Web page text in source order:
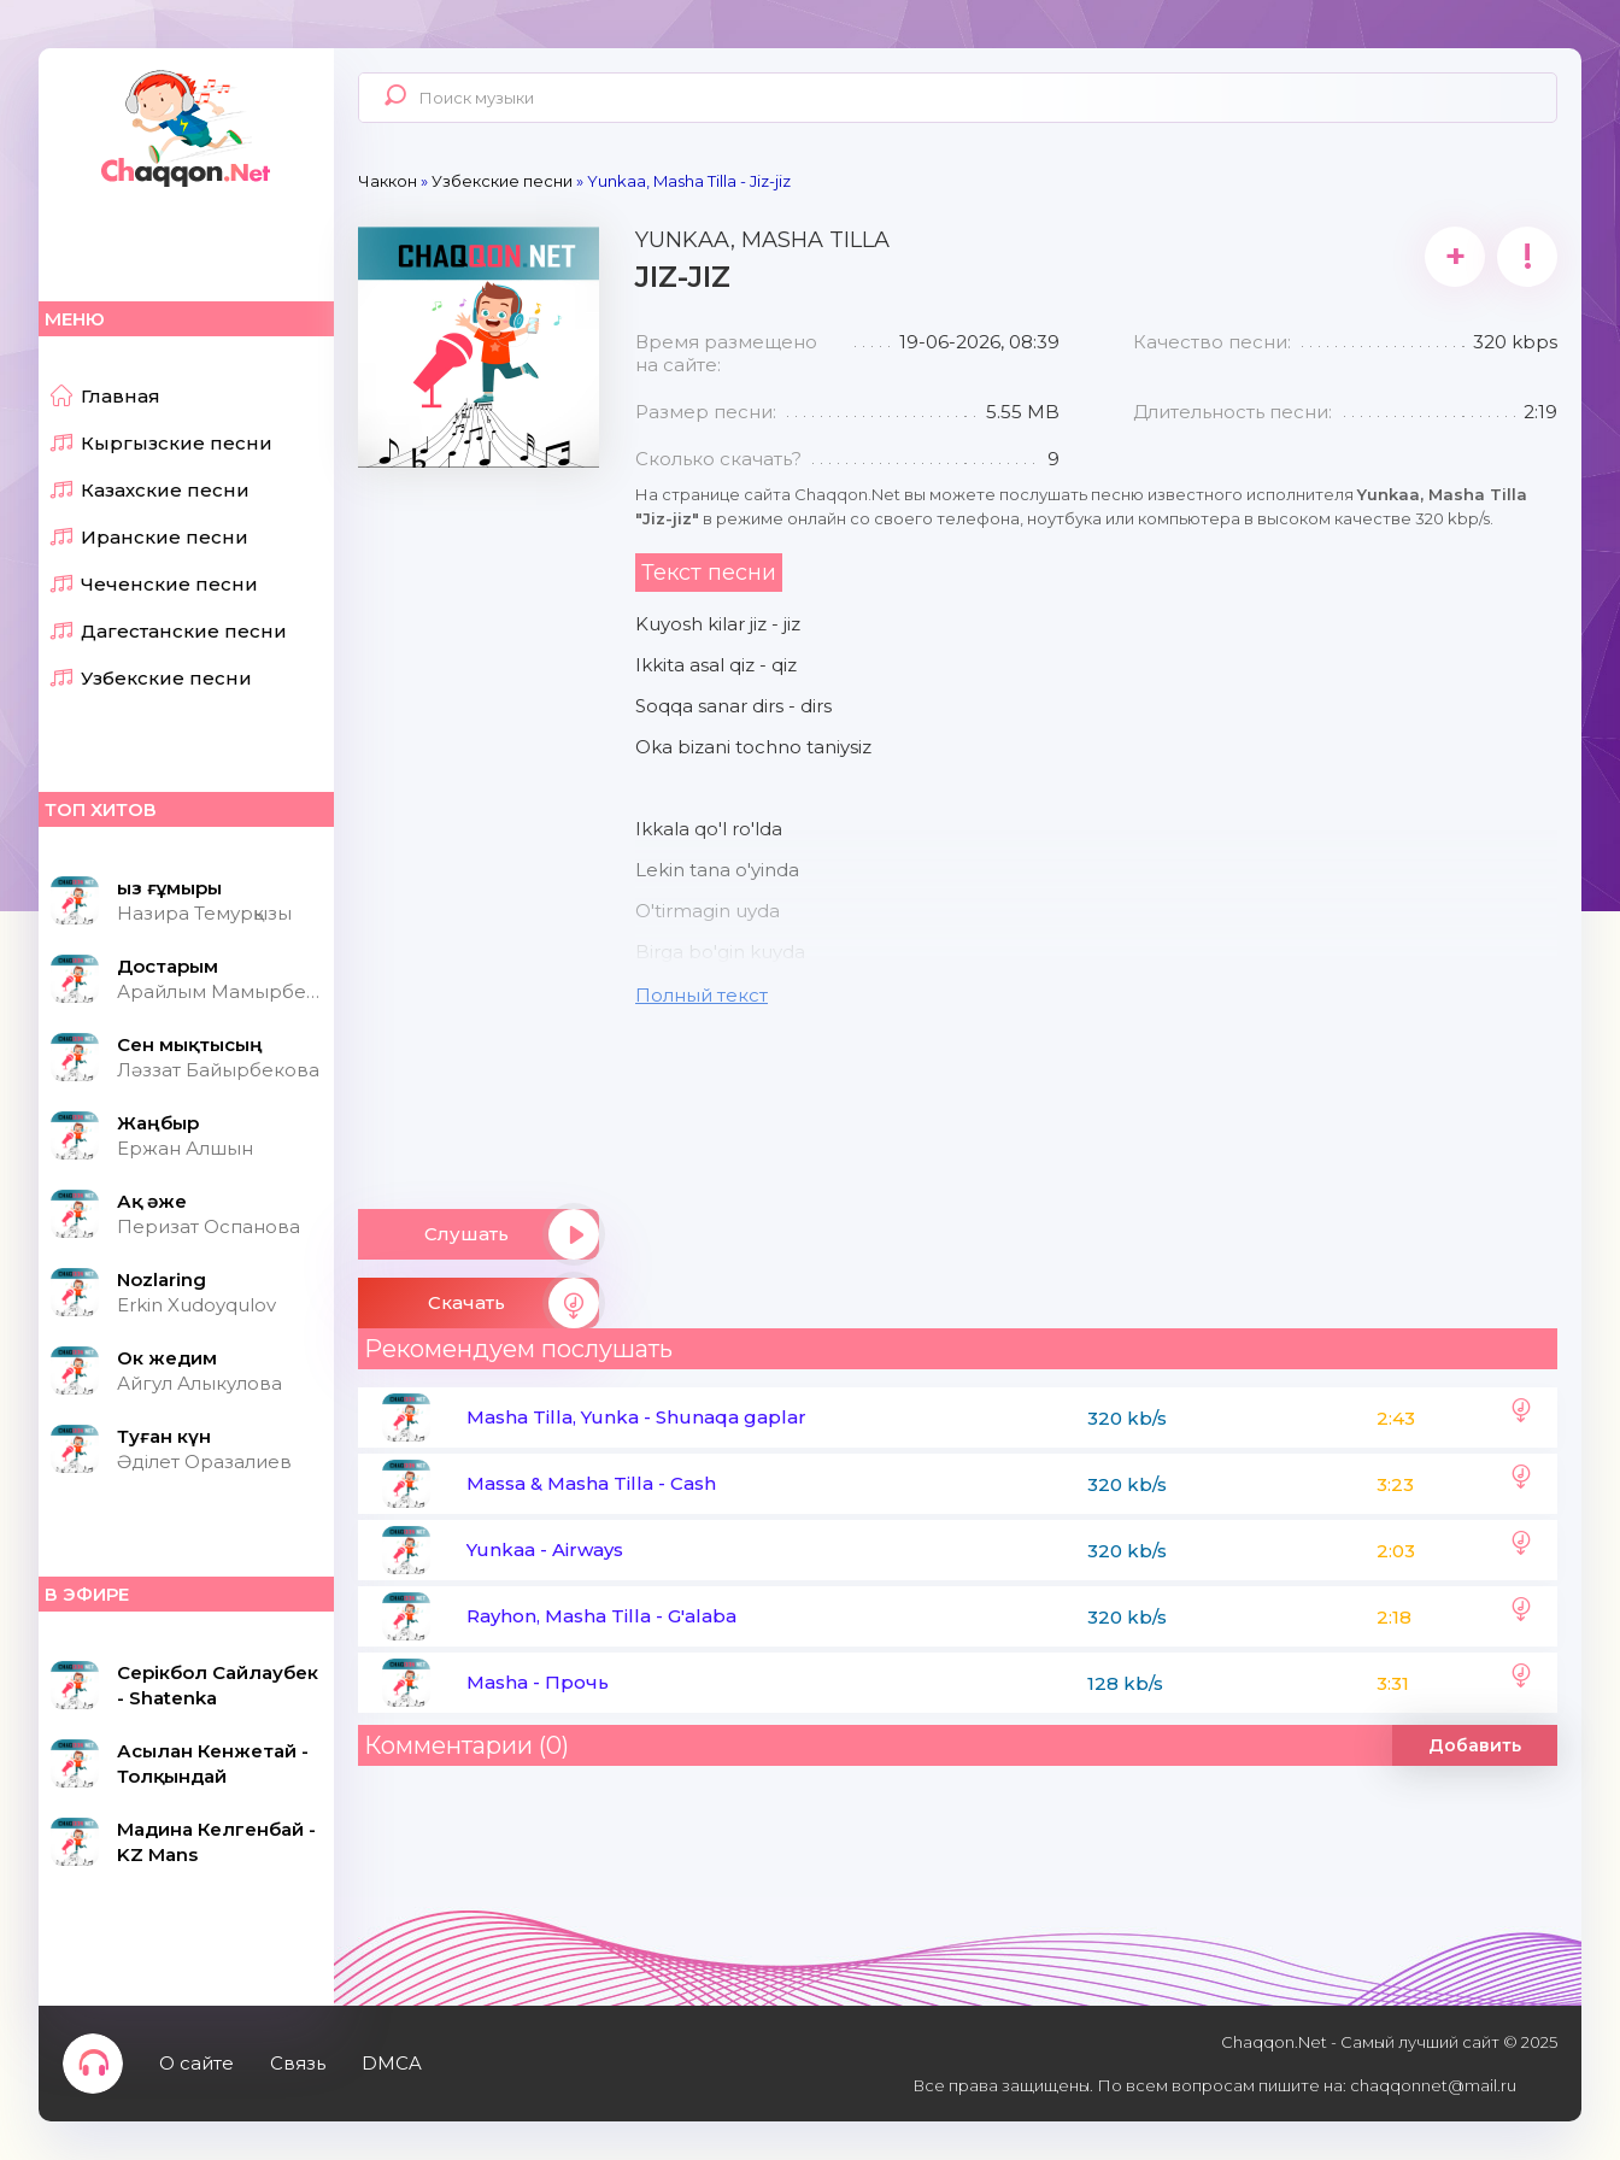
МЕНЮ
Главная
Кыргызские песни
Казахские песни
Иранские песни
Чеченские песни
Дагестанские песни
Узбекские песни
ТОП ХИТОВ
Қыз ғұмыры
Назира Темурқызы
Достарым
Арайлым Мамырбекқызы
Сен мықтысың
Ләззат Байырбекова
Жаңбыр
Ержан Алшын
Ақ әже
Перизат Оспанова
Nozlaring
Erkin Xudoyqulov
Ок жедим
Айгул Алыкулова
Туған күн
Әділет Оразалиев
В ЭФИРЕ
Серікбол Сайлаубек
- Shatenka
Асылан Кенжетай -
Толқындай
Мадина Келгенбай -
KZ Mans
Чаккон »Узбекские песни » Yunkaa, Masha Tilla - Jiz-jiz
Слушать
Скачать
YUNKAA, MASHA TILLA
JIZ-JIZ + !
Время размещено
на сайте:
19-06-2026, 08:39 Качество песни: 320 kbps
Размер песни: 5.55 MB Длительность песни: 2:19
Сколько скачать? 9
На странице сайта Chaqqon.Net вы можете послушать песню известного исполнителяYunkaa, Masha Tilla
"Jiz-jiz" в режиме онлайн со своего телефона, ноутбука или компьютера в высоком качестве 320 kbp/s.
Текст песни
Kuyosh kilar jiz - jiz
Ikkita asal qiz - qiz
Soqqa sanar dirs - dirs
Oka bizani tochno taniysiz
Ikkala qo'l ro'lda
Lekin tana o'yinda
O'tirmagin uyda
Birga bo'gin kuyda
Qo'shiqlarim beshing takrorda
Полный текст
Рекомендуем послушать
Masha Tilla, Yunka - Shunaqa gaplar 320 kb/s 2:43
Massa & Masha Tilla - Cash 320 kb/s 3:23
Yunkaa - Airways 320 kb/s 2:03
Rayhon, Masha Tilla - G'alaba 320 kb/s 2:18
Masha - Прочь 128 kb/s 3:31
Комментарии (0) Добавить
О сайте Связь DMCA
Chaqqon.Net - Самый лучший сайт © 2025
Все права защищены. По всем вопросам пишите на: chaqqonnet@mail.ru